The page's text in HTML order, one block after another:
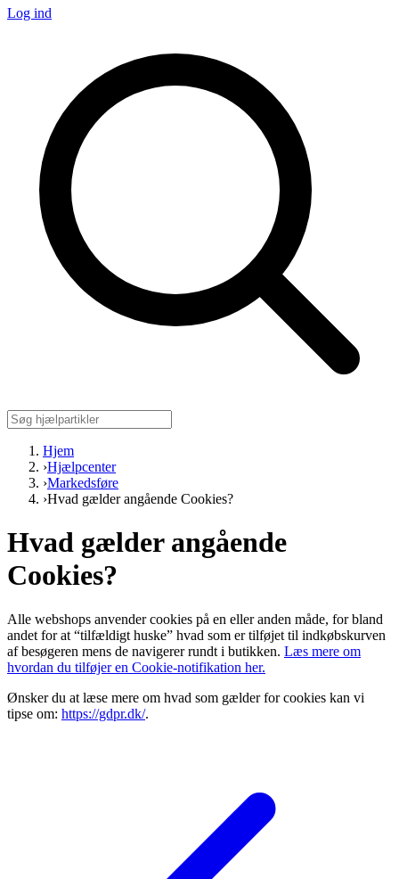
Log ind
Hjem
›Hjælpcenter
›Markedsføre
›Hvad gælder angående Cookies?
Hvad gælder angående
Cookies?
Alle webshops anvender cookies på en eller anden måde, for bland
andet for at “tilfældigt huske” hvad som er tilføjet til indkøbskurven
af besøgeren mens de navigerer rundt i butikken. Læs mere om
hvordan du tilføjer en Cookie-notifikation her.
Ønsker du at læse mere om hvad som gælder for cookies kan vi
tipse om: https://gdpr.dk/.